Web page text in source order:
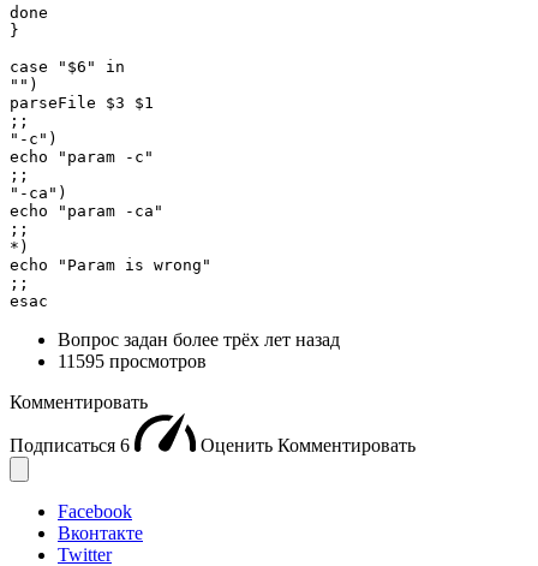
done
}
case "$6" in
"")
parseFile $3 $1
;;
"-c")
echo "param -c"
;;
"-ca")
echo "param -ca"
;;
*)
echo "Param is wrong"
;;
esac
Вопрос задан более трёх лет назад
11595 просмотров
Комментировать
Подписаться 6 Оценить Комментировать
Facebook
Вконтакте
Twitter